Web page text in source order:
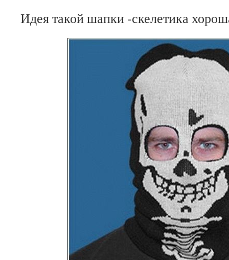
Идея такой шапки -скелетика